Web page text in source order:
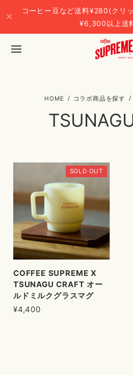
コーヒー豆など送料¥280(クリ
¥6,300以上送
コラボ商品を探す
SOLD OUT
COFFEE SUPREME X
TSUNAGU CRAFT オー
ルドミルクグラスマグ
¥4,400